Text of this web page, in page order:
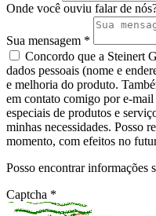
Onde você ouviu falar de
Sua mensagem *
Concordo que a Steinert
dados pessoais (nome e
e melhoria do produto.
em contato comigo por e-
especiais de produtos e
minhas necessidades. Posso
momento, com efeitos no
Posso encontrar informações
Captcha *